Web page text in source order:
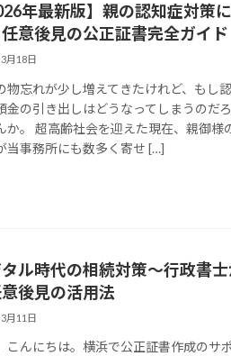
年最新版】親の認知症対策
意後見の公正証書完全ガイド
月18日
物忘れが少し増えてきたけれど、もし
金の引き出しはどうなってしまうのだ
か。 超高齢社会を迎えた現在、親御様
当事務所にも数多く寄せ […]
ル時代の相続対策〜行政書
後見の活用法
月11日
こんにちは。横浜で公正証書作成のサ